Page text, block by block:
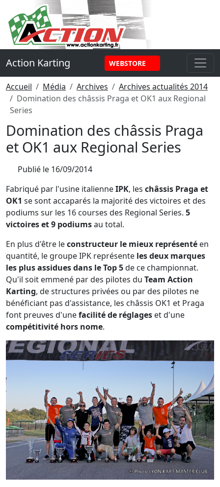
Panneau de gestion des cookies
Action Karting WEBSTORE
Accueil Média Archives
Archives actualités 2014
Domination des châssis Praga et OK1 aux Regional
Series
Domination des châssis Praga
et OK1 aux Regional Series
Publié le 16/09/2014
Fabriqué par l'usine italienneIPK, les châssis Praga et
OK1 se sont accaparés la majorité des victoires et des
podiums sur les 16 courses des Regional Series. 5
victoires et 9 podiumsau total.
En plus d'être leconstructeur le mieux représenté en
quantité, le groupe IPK représente les deux marques
les plus assidues dans le Top 5de ce championnat.
Qu'il soit emmené par des pilotes du Team Action
Karting, de structures privées ou par des pilotes ne
bénéficiant pas d'assistance, les châssis OK1 et Praga
font preuves d'unefacilité de réglages et d'une
compétitivité hors nome.